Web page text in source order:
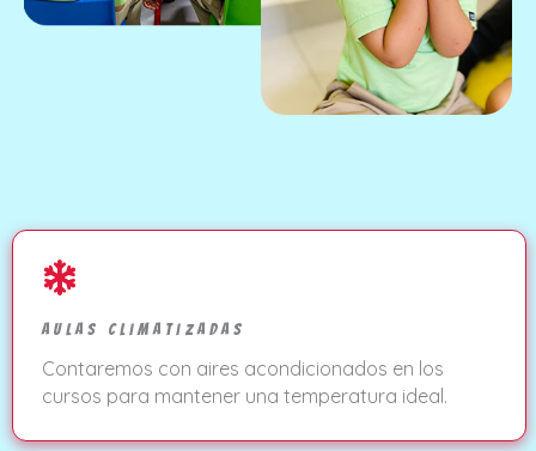
Aulas Climatizadas
Contaremos con aires acondicionados en los
cursos para mantener una temperatura ideal.